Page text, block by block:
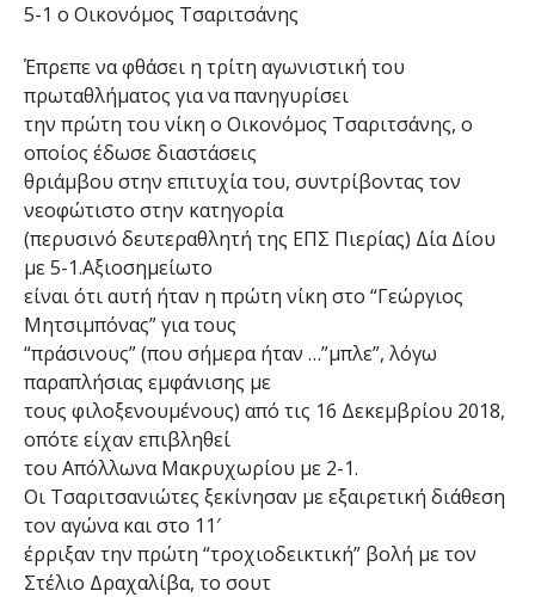
5-1 ο Οικονόμος Τσαριτσάνης
Έπρεπε να φθάσει η τρίτη αγωνιστική του
πρωταθλήματος για να πανηγυρίσει
την πρώτη του νίκη ο Οικονόμος Τσαριτσάνης, ο
οποίος έδωσε διαστάσεις
θριάμβου στην επιτυχία του, συντρίβοντας τον
νεοφώτιστο στην κατηγορία
(περυσινό δευτεραθλητή της ΕΠΣ Πιερίας) Δία Δίου
με 5-1.Αξιοσημείωτο
είναι ότι αυτή ήταν η πρώτη νίκη στο “Γεώργιος
Μητσιμπόνας” για τους
“πράσινους” (που σήμερα ήταν …”μπλε”, λόγω
παραπλήσιας εμφάνισης με
τους φιλοξενουμένους) από τις 16 Δεκεμβρίου 2018,
οπότε είχαν επιβληθεί
του Απόλλωνα Μακρυχωρίου με 2-1.
Οι Τσαριτσανιώτες ξεκίνησαν με εξαιρετική διάθεση
τον αγώνα και στο 11′
έρριξαν την πρώτη “τροχιοδεικτική” βολή με τον
Στέλιο Δραχαλίβα, το σουτ